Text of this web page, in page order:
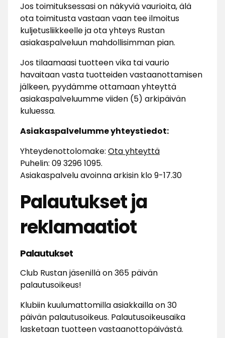
Jos toimituksessasi on näkyviä vaurioita, älä
ota toimitusta vastaan vaan tee ilmoitus
kuljetusliikkeelle ja ota yhteys Rustan
asiakaspalveluun mahdollisimman pian.
Jos tilaamaasi tuotteen vika tai vaurio
havaitaan vasta tuotteiden vastaanottamisen
jälkeen, pyydämme ottamaan yhteyttä
asiakaspalveluumme viiden (5) arkipäivän
kuluessa.
Asiakaspalvelumme yhteystiedot:
Yhteydenottolomake: Ota yhteyttä
Puhelin: 09 3296 1095.
Asiakaspalvelu avoinna arkisin klo 9-17.30
Palautukset ja
reklamaatiot
Palautukset
Club Rustan jäsenillä on 365 päivän
palautusoikeus!
Klubiin kuulumattomilla asiakkailla on 30
päivän palautusoikeus. Palautusoikeusaika
lasketaan tuotteen vastaanottopäivästä.